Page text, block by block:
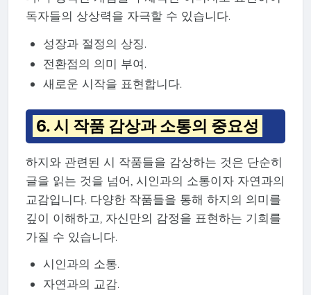
독자들의 상상력을 자극할 수 있습니다.
성장과 절정의 상징.
전환점의 의미 부여.
새로운 시작을 표현합니다.
6. 시 작품 감상과 소통의 중요성
하지와 관련된 시 작품들을 감상하는 것은 단순히
글을 읽는 것을 넘어, 시인과의 소통이자 자연과의
교감입니다. 다양한 작품들을 통해 하지의 의미를
깊이 이해하고, 자신만의 감정을 표현하는 기회를
가질 수 있습니다.
시인과의 소통.
자연과의 교감.